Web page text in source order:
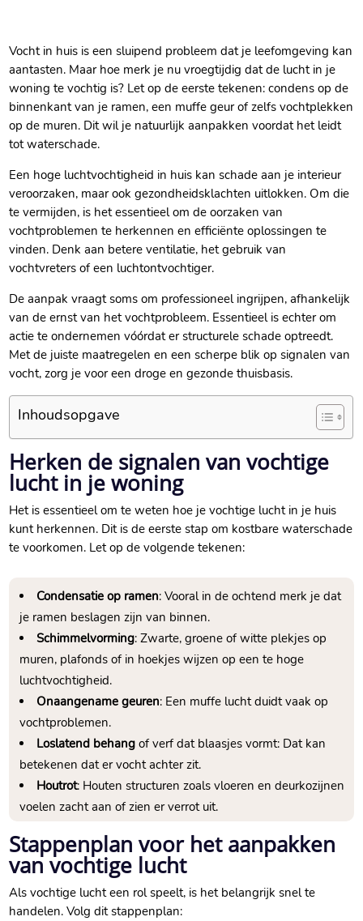
Vocht in huis is een sluipend probleem dat je leefomgeving kan
aantasten.​ Maar hoe merk je nu vroegtijdig dat de lucht in je
woning te vochtig is? Let op de eerste tekenen: condens op de
binnenkant van je ramen, een muffe geur of zelfs vochtplekken
op de muren.​ Dit wil je natuurlijk aanpakken voordat het leidt
tot waterschade.​
Een hoge luchtvochtigheid in huis kan schade aan je interieur
veroorzaken, maar ook gezondheidsklachten uitlokken.​ Om die
te vermijden, is het essentieel om de oorzaken van
vochtproblemen te herkennen en efficiënte oplossingen te
vinden.​ Denk aan betere ventilatie, het gebruik van
vochtvreters of een luchtontvochtiger.​
De aanpak vraagt soms om professioneel ingrijpen, afhankelijk
van de ernst van het vochtprobleem.​ Essentieel is echter om
actie te ondernemen vóórdat er structurele schade optreedt.​
Met de juiste maatregelen en een scherpe blik op signalen van
vocht, zorg je voor een droge en gezonde thuisbasis.​
Inhoudsopgave
Herken de signalen van vochtige
lucht in je woning
Het is essentieel om te weten hoe je vochtige lucht in je huis
kunt herkennen.​ Dit is de eerste stap om kostbare waterschade
te voorkomen.​ Let op de volgende tekenen:
Condensatie op ramen: Vooral in de ochtend merk je dat
je ramen beslagen zijn van binnen.​
Schimmelvorming: Zwarte, groene of witte plekjes op
muren, plafonds of in hoekjes wijzen op een te hoge
luchtvochtigheid.​
Onaangename geuren: Een muffe lucht duidt vaak op
vochtproblemen.​
Loslatend behang of verf dat blaasjes vormt: Dat kan
betekenen dat er vocht achter zit.​
Houtrot: Houten structuren zoals vloeren en deurkozijnen
voelen zacht aan of zien er verrot uit.​
Stappenplan voor het aanpakken
van vochtige lucht
Als vochtige lucht een rol speelt, is het belangrijk snel te
handelen.​ Volg dit stappenplan: